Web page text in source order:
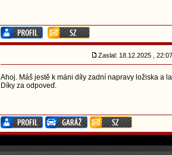
Zaslal: 18.12.2025 ,
Ahoj. Máš jestě k máni díly zadní napravy ložiska a
Díky za odpoveď.